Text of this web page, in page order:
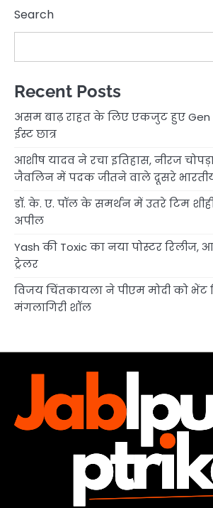
Search
Recent Posts
असम बाढ़ राहत के लिए एकजुट हुए Gen
ईस्ट छात्र
आशीष यादव ने रचा इतिहास, नीरज
जैवलिन में पदक जीतने वाले दूसरे
डॉ. के. ए. पॉल के समर्थन में उतरे टिम
अपील
Yash की Toxic का नया पोस्टर रिलीज,
ट्रेलर
विजय चिंतकायला ने पीएम मोदी को भेंट
मंगलागिरी शॉल